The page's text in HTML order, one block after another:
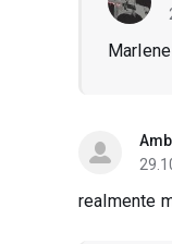
realmente